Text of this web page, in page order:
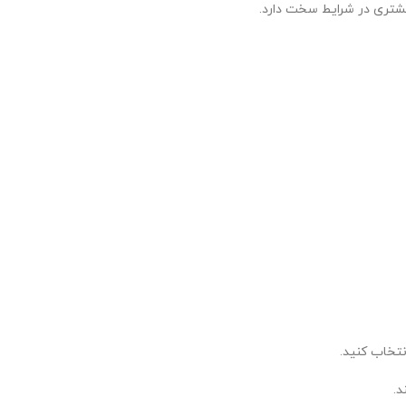
در شرایط سخت دارد.
کنید.